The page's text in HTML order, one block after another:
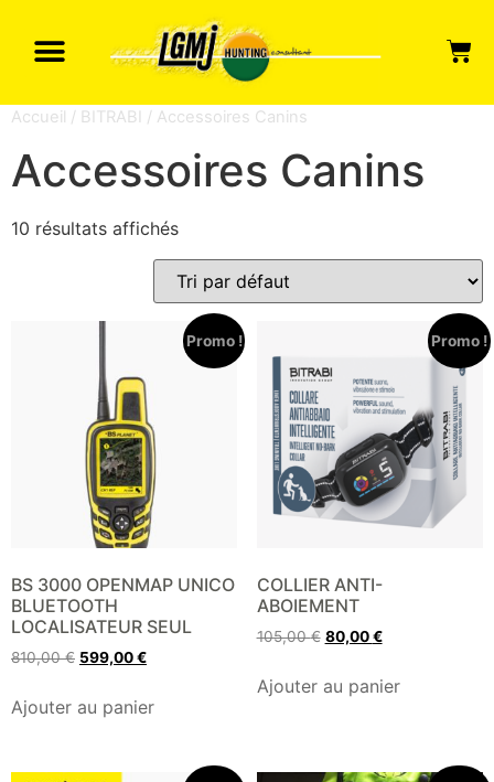
Accueil / BITRABI / Accessoires Canins
Accessoires Canins
10 résultats affichés
Promo !
BS 3000 OPENMAP UNICO
BLUETOOTH
LOCALISATEUR SEUL
810,00€ 599,00€
Ajouter au panier
Promo !
COLLIER ANTI-
ABOIEMENT
105,00€ 80,00€
Ajouter au panier